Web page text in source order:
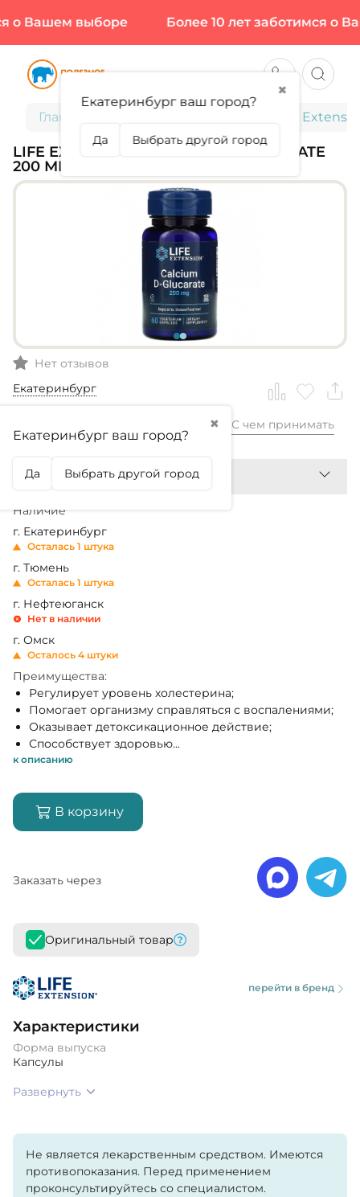
о Вашем выборе Более 10 лет заботимся о
Главная Life
LIFE EXTENSION, CALCIUM D-GLUCARATE
200 МГ, 60 КАПС (60 ПОРЦИЙ)
Нет отзывов
Екатеринбург
✖
Екатеринбург ваш город?
Да Выбрать другой город
2 180,99₽ С чем принимать
Наличие
г. Екатеринбург
Осталась 1 штука
г. Тюмень
Осталась 1 штука
г. Нефтеюганск
Нет в наличии
г. Омск
Осталось 4 штуки
Преимущества:
Регулирует уровень холестерина;
Помогает организму справляться с воспалениями;
Оказывает детоксикационное действие;
Способствует здоровью...
к описанию
В корзину
Заказать через
Оригинальный товар
перейти в бренд
Характеристики
Форма выпуска
Капсулы
Развернуть
Не является лекарственным средством. Имеются
противопоказания. Перед применением
проконсультируйтесь со специалистом.
✖
Екатеринбург ваш город?
Да Выбрать другой город